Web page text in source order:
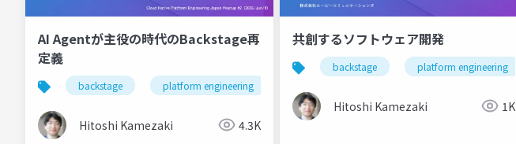
AI Agentが主役の時代のBackstage再
定義
backstage platform engineering
Hitoshi Kamezaki 4.3K
共創するソフトウェア開発
backstage platform engineering
Hitoshi Kamezaki 1K